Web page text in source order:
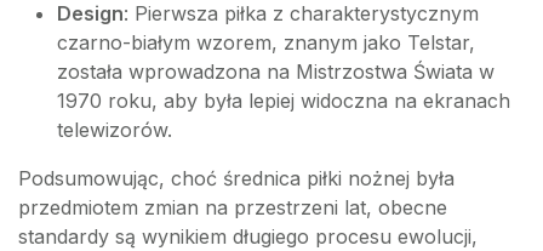
Design: Pierwsza piłka z charakterystycznym
czarno-białym wzorem, znanym jako Telstar,
została wprowadzona na Mistrzostwa Świata w
1970 roku, aby była lepiej widoczna na ekranach
telewizorów.
Podsumowując, choć średnica piłki nożnej była
przedmiotem zmian na przestrzeni lat, obecne
standardy są wynikiem długiego procesu ewolucji,